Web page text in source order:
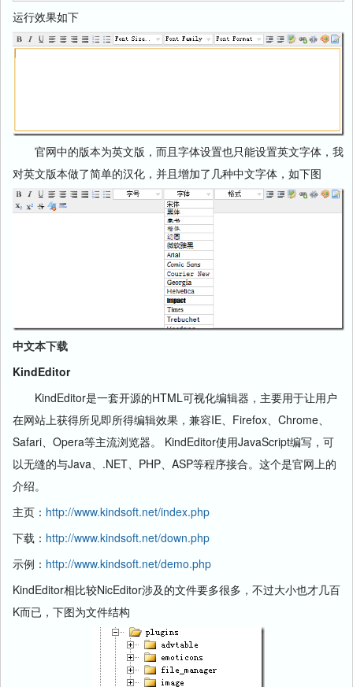
运行效果如下
官网中的版本为英文版，而且字体设置也只能设置英文字体，我
对英文版本做了简单的汉化，并且增加了几种中文字体，如下图
中文本下载
KindEditor
KindEditor是一套开源的HTML可视化编辑器，主要用于让用户
在网站上获得所见即所得编辑效果，兼容IE、Firefox、Chrome、
Safari、Opera等主流浏览器。 KindEditor使用JavaScript编写，可
以无缝的与Java、.NET、PHP、ASP等程序接合。这个是官网上的
介绍。
主页： http://www.kindsoft.net/index.php
下载： http://www.kindsoft.net/down.php
示例： http://www.kindsoft.net/demo.php
KindEditor相比较NicEditor涉及的文件要多很多，不过大小也才几百
K而已，下图为文件结构